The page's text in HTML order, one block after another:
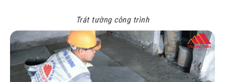
Trát tường công trình